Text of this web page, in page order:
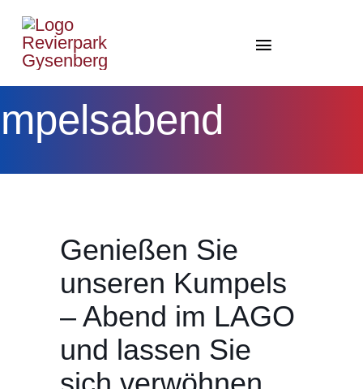
Zum
Inhalt
springen
Toggle
Home Gysenberg/
Therme
Events
News
Shop
Genießen Sie
unseren Kumpels
– Abend im LAGO
und lassen Sie